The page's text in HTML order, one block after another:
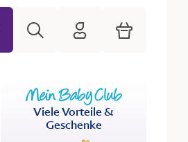
HiPP Mein Babyclub
Warenkorb
Viele Vorteile &
Geschenke